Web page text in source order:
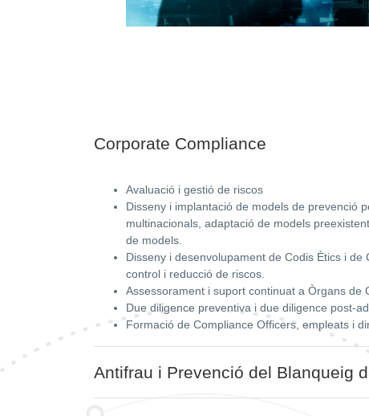
Corporate Compliance
Avaluació i gestió de riscos
Disseny i implantació de models de prevenció
multinacionals, adaptació de models
de models.
Disseny i desenvolupament de Codis Ètics i
control i reducció de riscos.
Assessorament i suport continuat a Òrgans de
Due diligence preventiva i due diligence post-
Formació de Compliance Officers, empleats i
Antifrau i Prevenció del Blanqueig